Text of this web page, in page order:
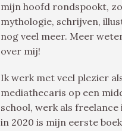
mijn hoofd rondspookt,
mythologie, schrijven,
nog veel meer. Meer
over mij!
Ik werk met veel plezier
mediathecaris op een
school, werk als
in 2020 is mijn eerste